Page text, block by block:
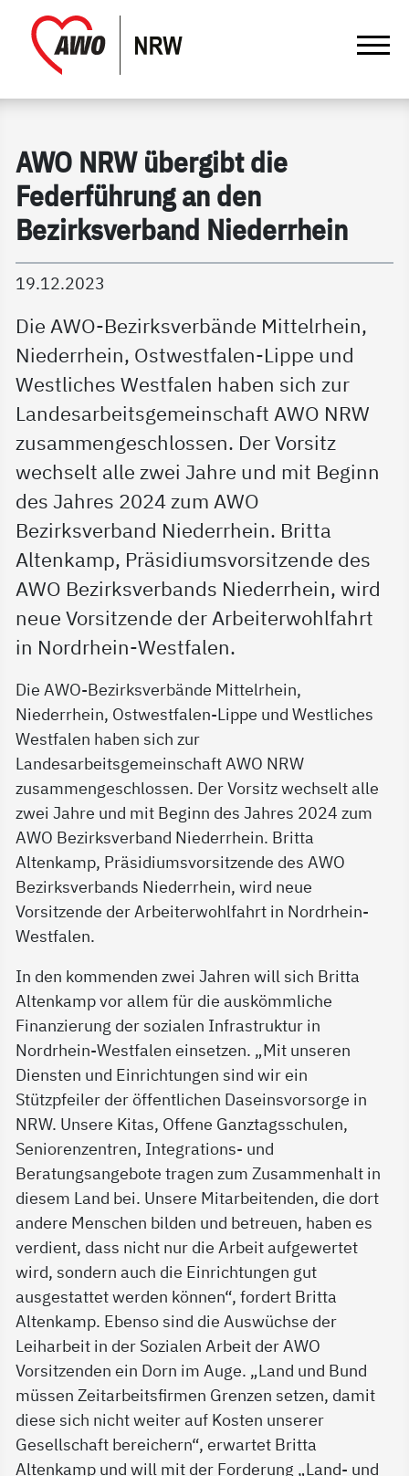
Gathmann Michaelis und Freunde |
AWO NRW übergibt die
Federführung an den
Bezirksverband Niederrhein
19.12.2023
Die AWO-Bezirksverbände Mittelrhein,
Niederrhein, Ostwestfalen-Lippe und
Westliches Westfalen haben sich zur
Landesarbeitsgemeinschaft AWO NRW
zusammengeschlossen. Der Vorsitz
wechselt alle zwei Jahre und mit Beginn
des Jahres 2024 zum AWO
Bezirksverband Niederrhein. Britta
Altenkamp, Präsidiumsvorsitzende des
AWO Bezirksverbands Niederrhein, wird
neue Vorsitzende der Arbeiterwohlfahrt
in Nordrhein-Westfalen.
Die AWO-Bezirksverbände Mittelrhein,
Niederrhein, Ostwestfalen-Lippe und Westliches
Westfalen haben sich zur
Landesarbeitsgemeinschaft AWO NRW
zusammengeschlossen. Der Vorsitz wechselt alle
zwei Jahre und mit Beginn des Jahres 2024 zum
AWO Bezirksverband Niederrhein. Britta
Altenkamp, Präsidiumsvorsitzende des AWO
Bezirksverbands Niederrhein, wird neue
Vorsitzende der Arbeiterwohlfahrt in Nordrhein-
Westfalen.
In den kommenden zwei Jahren will sich Britta
Altenkamp vor allem für die auskömmliche
Finanzierung der sozialen Infrastruktur in
Nordrhein-Westfalen einsetzen. „Mit unseren
Diensten und Einrichtungen sind wir ein
Stützpfeiler der öffentlichen Daseinsvorsorge in
NRW. Unsere Kitas, Offene Ganztagsschulen,
Seniorenzentren, Integrations- und
Beratungsangebote tragen zum Zusammenhalt in
diesem Land bei. Unsere Mitarbeitenden, die dort
andere Menschen bilden und betreuen, haben es
verdient, dass nicht nur die Arbeit aufgewertet
wird, sondern auch die Einrichtungen gut
ausgestattet werden können“, fordert Britta
Altenkamp. Ebenso sind die Auswüchse der
Leiharbeit in der Sozialen Arbeit der AWO
Vorsitzenden ein Dorn im Auge. „Land und Bund
müssen Zeitarbeitsfirmen Grenzen setzen, damit
diese sich nicht weiter auf Kosten unserer
Gesellschaft bereichern“, erwartet Britta
Altenkamp und will mit der Forderung „Land- und